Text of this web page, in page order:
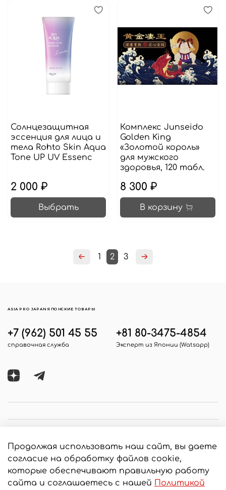
Солнцезащитная
эссенция для лица и
тела Rohto Skin Aqua
Tone UP UV Essenc
2 000 ₽
Выбрать
Комплекс Junseido
Golden King
«Золотой король»
для мужского
здоровья, 120 табл.
8 300 ₽
В корзину
1 2 3
+7 (962) 501 45 55
справочная служба
+81 80-3475-4854
Эксперт из Японии (Watsapp)
ASIA PRO JAPAN ЯПОНСКИЕ ТОВАРЫ
Продолжая использовать наш сайт, вы даете
согласие на обработку файлов cookie,
которые обеспечивают правильную работу
сайта и соглашаетесь с нашей Политикой